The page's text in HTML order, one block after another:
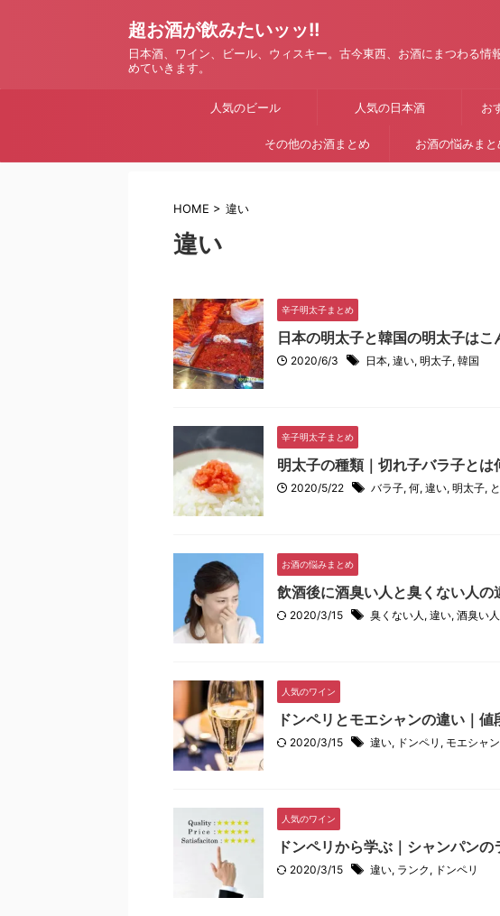
超お酒が飲みたいッッ!!
日本酒、ワイン、ビール、ウィスキー。古今東西、お酒にまつわる情
めていきます。
人気のビール 人気の日本酒 お
その他のお酒まとめ お酒の悩みまと
HOME > 違い
違い
辛子明太子まとめ
日本の明太子と韓国の明太子は
2020/6/3 日本, 違い, 明太子, 韓国
辛子明太子まとめ
明太子の種類｜切れ子バラ子とは
2020/5/22 バラ子, 何, 違い, 明太子,
お酒の悩みまとめ
飲酒後に酒臭い人と臭くない人
2020/3/15 臭くない人 , 違い, 酒臭い人
人気のワイン
ドンペリとモエシャンの違い｜値
2020/3/15 違い, ドンペリ , モエシャン
人気のワイン
ドンペリから学ぶ｜シャンパン
2020/3/15 違い, ランク , ドンペリ